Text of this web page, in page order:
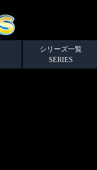
シリーズ一覧
SERIES